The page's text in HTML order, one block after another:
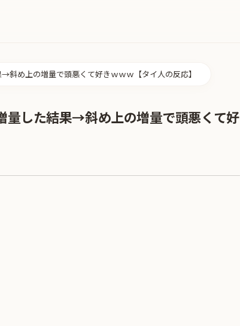
め上の増量で頭悪くて好きｗｗｗ【タイ人の反応】
量した結果→斜め上の増量で頭悪くて好